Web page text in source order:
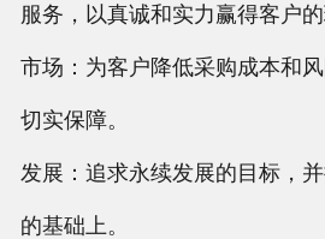
服务，以真诚和实力赢得客户
市场：为客户降低采购成本和
切实保障。
发展：追求永续发展的目标，
的基础上。